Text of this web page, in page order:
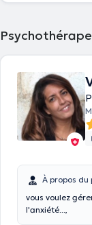
À propos du
vous voulez
l'anxiété...,